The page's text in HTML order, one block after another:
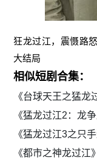
狂龙过江，震慑路
大结局
相似短剧合集：
《台球天王之猛
《猛龙过江3之只
《都市之神龙过